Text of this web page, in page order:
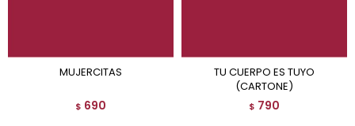
MUJERCITAS
$ 690
TU CUERPO ES TUYO
(CARTONE)
$ 790